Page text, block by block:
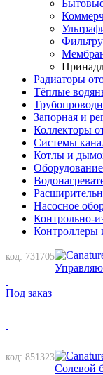
Радиаторы
Тёплые
Запорная и
Коллекторы
Системы
Котлы и
Насосное
Контрольно-
Контроллеры
код: 731705
Под заказ
код: 851323
Солевой